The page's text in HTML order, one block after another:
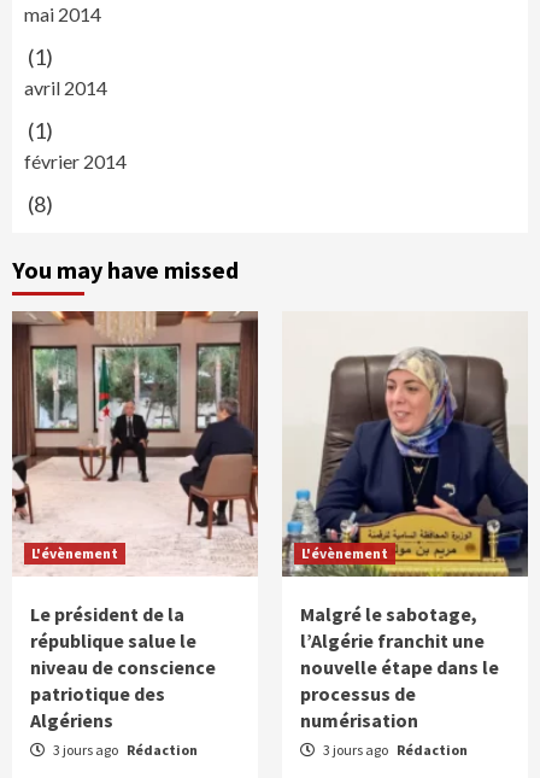
mai 2014
(1)
avril 2014
(1)
février 2014
(8)
You may have missed
L'évènement
Le président de la
république salue le
niveau de conscience
patriotique des
Algériens
3 jours ago Rédaction
L'évènement
Malgré le sabotage,
l’Algérie franchit une
nouvelle étape dans le
processus de
numérisation
3 jours ago Rédaction